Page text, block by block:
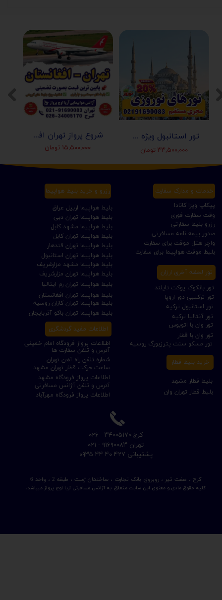
شروع پرواز تهران افغانستان (کابل-مزارشریف-هرات-قندهار)
۱۵,۵۰۰,۰۰۰ تومان
تور استانبول ویژه عید نوروز 1405 | مجری مستقیم ✈️
۳۳,۵۰۰,۰۰۰ تومان
کلیه حقوق مادی و معنوی این سایت متعلق به آژانس مسافرتی آریا اوج پرواز میباشد.
​تهران ۹۱۶۹۰۰۸۳ - ۰۲۱
کرج ، هفت تیر ، روبروی بانک تجارت ، ساختمان ژست ، طبقه 2 ، واحد 6
​کرج ۳۴۰۰۵۱۷۰ - ۰۲۶
​پشتیبانی ۴۲۷ ۴۰ ۴۴ ۰۹۳۵
تور ترکیبی دور اروپا
رزرو بلیط سفارتی
پیکاپ ویزا کانادا
بلیط هواپیما تهران کابل
بلیط هواپیما تهران مزارشریف
بلیط هواپیما مشهد کابل
بلیط هواپیما تهران قندهار
بلیط هواپیما تهران افغانستان
بلیط هواپیما مشهد مزارشریف
بلیط قطار تهران وان
بلیط قطار مشهد
بلیط موقت هواپیما برای سفارت
واچر هتل موقت برای سفارت
بلیط هواپیما تهران رم ایتالیا
اطلاعات پرواز فرودگاه امام خمینی
بلیط هواپیما تهران دبی
بلیط هواپیما تهران باکو آذربایجان
بلیط هواپیما تهران استانبول
بلیط هواپیما تهران کازان روسیه
بلیط هواپیما اربیل عراق
صدور بیمه نامه مسافرتی
تور آنتالیا ترکیه
تور استانبول ترکیه
تور مسکو سنت پترزبورگ روسیه
تور وان با قطار
تور بانکوک پوکت تایلند
تور وان با اتوبوس
ساعت حرکت قطار تهران مشهد
خرید بلیط قطار
خدمات و مدارک سفارت رزرو و خرید بلیط هواپیما
تور لحظه آخری ارزان
شماره تلفن راه آهن تهران
وقت سفارت فوری
اطلاعات پرواز فرودگاه مهرآباد
اطلاعات پرواز فرودگاه مشهد
آدرس و تلفن سفارت ها
آدرس و تلفن آژانس مسافرتی
اطلاعات مفید گردشگری